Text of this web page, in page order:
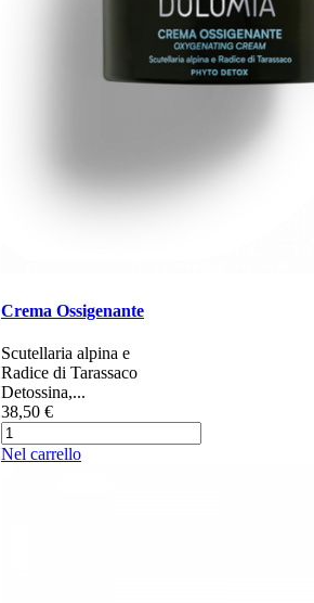
Crema Ossigenante
Scutellaria alpina e
Radice di Tarassaco
Detossina,...
38,50 €
Nel carrello